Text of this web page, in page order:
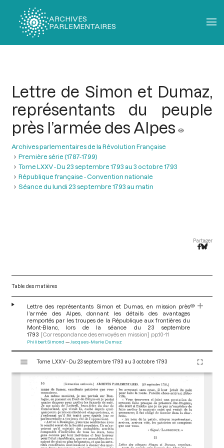
ARCHIVES
PARLEMENTAIRES
Lettre de Simon et Dumaz,
représentants du peuple
près l’armée des Alpes
Archives parlementaires de la Révolution Française
Première série (1787-1799)
Tome LXXV - Du 23 septembre 1793 au 3 octobre 1793
République française - Convention nationale
Séance du lundi 23 septembre 1793 au matin
Partager
Table des matières
Lettre des représentants Simon et Dumas, en mission près
l’armée des Alpes, donnant les détails des avantages
remportés par les troupes de la République aux frontières du
Mont-Blanc, lors de la séance du 23 septembre
1793 [Correspondance des envoyés en mission] pp.10-11
Philibert Simond Jacques-Marie Dumaz
s
Tome LXXV - Du 23 septembre 1793 au 3 octobre 1793